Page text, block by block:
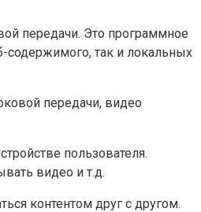
передачи. Это программное
содержимого, так и локальных
передачи, видео
пользователя.
видео и т.д.
контентом друг с другом.